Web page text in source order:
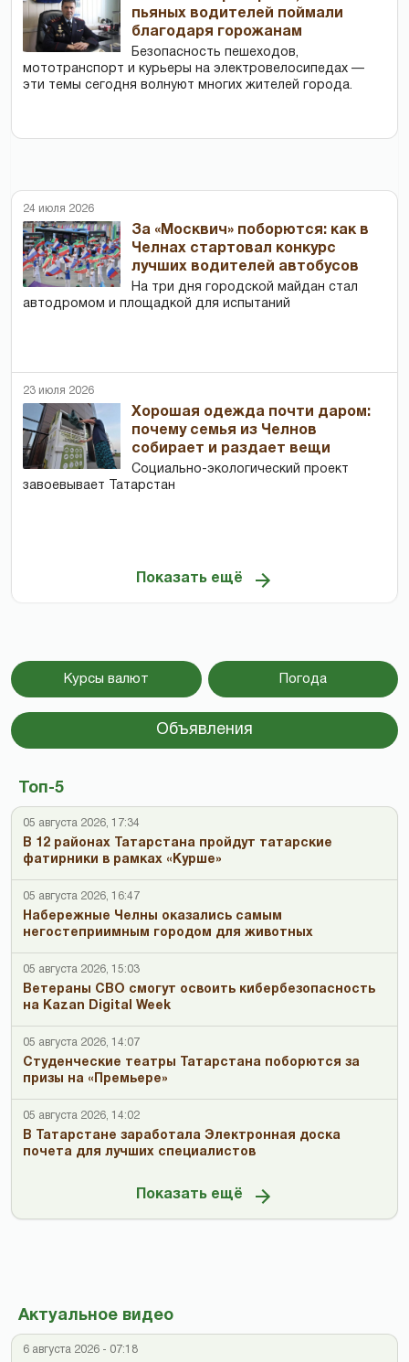
пьяных водителей поймали
благодаря горожанам
Безопасность пешеходов,
мототранспорт и курьеры на электровелосипедах —
эти темы сегодня волнуют многих жителей города.
24 июля 2026
За «Москвич» поборются: как в
Челнах стартовал конкурс
лучших водителей автобусов
На три дня городской майдан стал
автодромом и площадкой для испытаний
23 июля 2026
Хорошая одежда почти даром:
почему семья из Челнов
собирает и раздает вещи
Социально-экологический проект
завоевывает Татарстан
Показать ещё
Курсы валют Погода
Объявления
Топ-5
05 августа 2026, 17:34
В 12 районах Татарстана пройдут татарские
фатирники в рамках «Курше»
05 августа 2026, 16:47
Набережные Челны оказались самым
негостеприимным городом для животных
05 августа 2026, 15:03
Ветераны СВО смогут освоить кибербезопасность
на Kazan Digital Week
05 августа 2026, 14:07
Студенческие театры Татарстана поборются за
призы на «Премьере»
05 августа 2026, 14:02
В Татарстане заработала Электронная доска
почета для лучших специалистов
Показать ещё
Актуальное видео
6 августа 2026 - 07:18